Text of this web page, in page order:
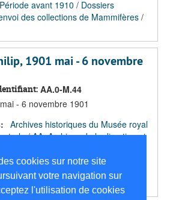
cookies sur notre site
votre navigation sur
l'utilisation de cookies
avant 1910 / Dossiers
des collections de Mammifères /
1901 mai - 6 novembre
AA.0-M.44
- 6 novembre 1901
Archives historiques du Musée royal
/AA, Archives de la direction et
avant 1910 /Dossiers
des collections de Mammifères